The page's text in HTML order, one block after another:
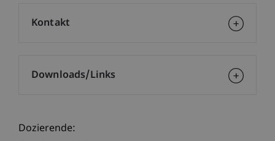
Dozierende:
Kontakt
Downloads/Links